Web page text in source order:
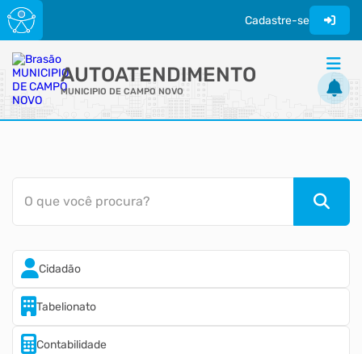
Cadastre-se
AUTOATENDIMENTO
MUNICIPIO DE CAMPO NOVO
Cidadão
Transparência
O que você procura?
Cidadão
Tabelionato
Contabilidade